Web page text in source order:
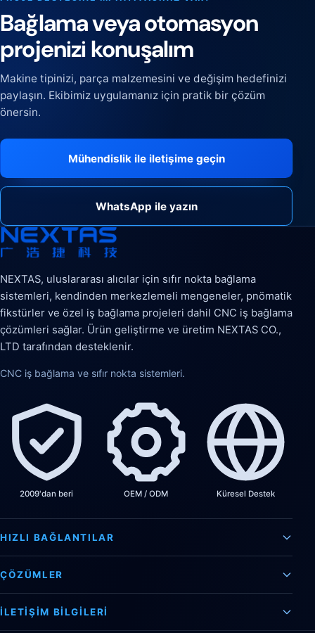
Bağlama veya otomasyon
projenizi konuşalım
Makine tipinizi, parça malzemesini ve değişim hedefinizi
paylaşın. Ekibimiz uygulamanız için pratik bir çözüm
önersin.
Mühendislik ile iletişime geçin
WhatsApp ile yazın
NEXTAS, uluslararası alıcılar için sıfır nokta bağlama
sistemleri, kendinden merkezlemeli mengeneler, pnömatik
fikstürler ve özel iş bağlama projeleri dahil CNC iş bağlama
çözümleri sağlar. Ürün geliştirme ve üretim NEXTAS CO.,
LTD tarafından desteklenir.
CNC iş bağlama ve sıfır nokta sistemleri.
2009'dan beri OEM / ODM Küresel Destek
HIZLI BAĞLANTILAR
ÇÖZÜMLER
İLETIŞIM BILGILERI